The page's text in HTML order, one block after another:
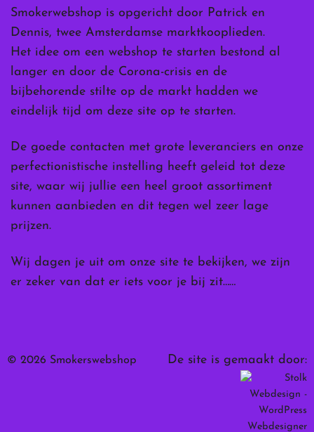
Smokerwebshop is opgericht door Patrick en
Dennis, twee Amsterdamse marktkooplieden.
Het idee om een webshop te starten bestond al
langer en door de Corona-crisis en de
bijbehorende stilte op de markt hadden we
eindelijk tijd om deze site op te starten.
De goede contacten met grote leveranciers en onze
perfectionistische instelling heeft geleid tot deze
site, waar wij jullie een heel groot assortiment
kunnen aanbieden en dit tegen wel zeer lage
prijzen.
Wij dagen je uit om onze site te bekijken, we zijn
er zeker van dat er iets voor je bij zit……
© 2026 Smokerswebshop De site is gemaakt door: